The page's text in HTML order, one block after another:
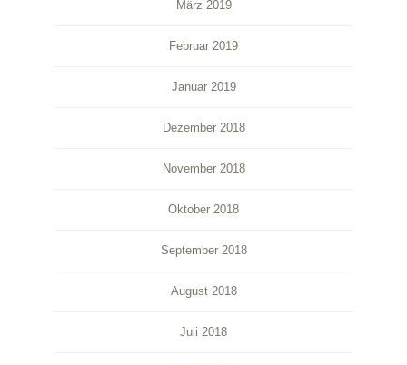
März 2019
Februar 2019
Januar 2019
Dezember 2018
November 2018
Oktober 2018
September 2018
August 2018
Juli 2018